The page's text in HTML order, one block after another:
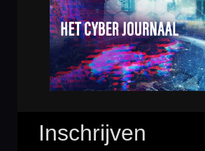
Inschrijven